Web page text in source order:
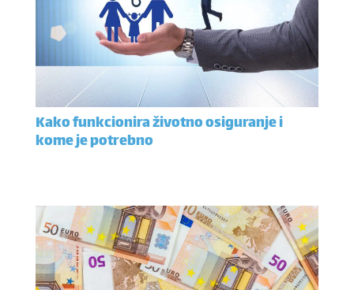
Kako funkcionira životno osiguranje i
kome je potrebno